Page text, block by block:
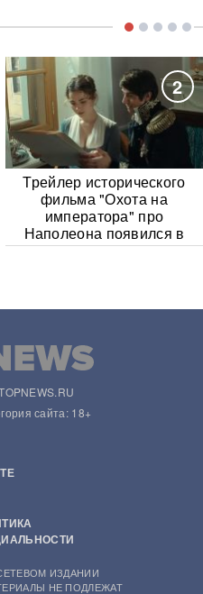
2
Трейлер исторического
фильма "Охота на
императора" про
Наполеона появился в
Сети
сайта: 18+
ИЗДАНИИ
НЕ ПОДЛЕЖАТ